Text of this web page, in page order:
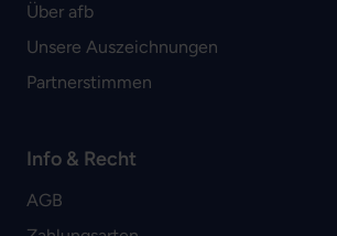
Über afb
Unsere Auszeichnungen
Partnerstimmen
Info & Recht
AGB